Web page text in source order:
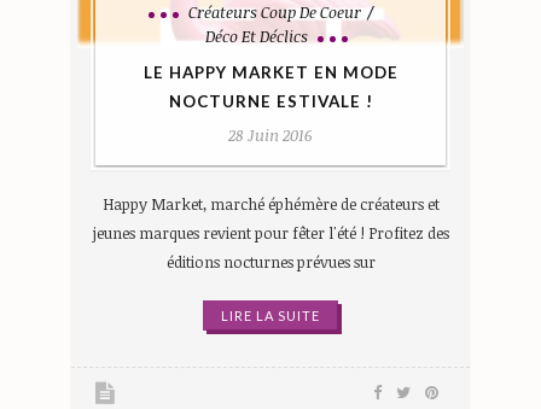
Créateurs Coup De Coeur
Déco Et Déclics
LE HAPPY MARKET EN MODE
NOCTURNE ESTIVALE !
28 Juin 2016
Happy Market, marché éphémère de créateurs et
jeunes marques revient pour fêter l'été ! Profitez des
éditions nocturnes prévues sur
LIRE LA SUITE